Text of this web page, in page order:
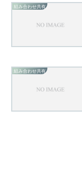
組み合わせ共有
組み合わせ共有